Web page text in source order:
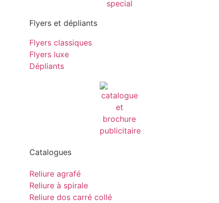
Flyers et dépliants
Flyers classiques
Flyers luxe
Dépliants
Catalogues
Reliure agrafé
Reliure à spirale
Reliure dos carré collé